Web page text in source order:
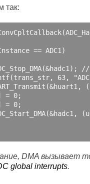
так:
(
== ADC1 )
(&hadc1 );
//
(trans_str, 63,
(&huart1 , (
= 0;
= 0;
(&hadc1 , (
DMA вызывает
global interrupts.